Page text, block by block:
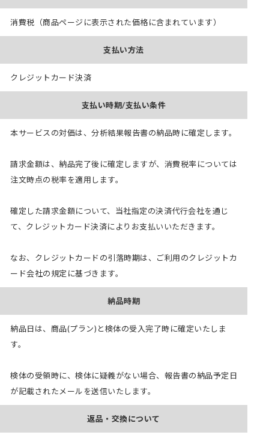
消費税（商品ページに表示された価格に含まれています）
支払い方法
クレジットカード決済
支払い時期/支払い条件
本サービスの対価は、分析結果報告書の納品時に確定します。
請求金額は、納品完了後に確定しますが、消費税率については
注文時点の税率を適用します。
確定した請求金額について、当社指定の決済代行会社を通じ
て、クレジットカード決済によりお支払いいただきます。
なお、クレジットカードの引落時期は、ご利用のクレジットカ
ード会社の規定に基づきます。
納品時期
納品日は、商品(プラン)と検体の受入完了時に確定いたしま
す。
検体の受領時に、検体に疑義がない場合、報告書の納品予定日
が記載されたメールを送信いたします。
返品・交換について